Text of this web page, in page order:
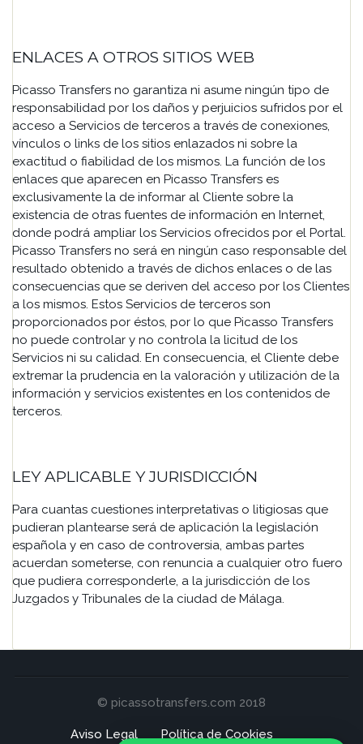
ENLACES A OTROS SITIOS WEB
Picasso Transfers no garantiza ni asume ningún tipo de
responsabilidad por los daños y perjuicios sufridos por el
acceso a Servicios de terceros a través de conexiones,
vínculos o links de los sitios enlazados ni sobre la
exactitud o fiabilidad de los mismos. La función de los
enlaces que aparecen en Picasso Transfers es
exclusivamente la de informar al Cliente sobre la
existencia de otras fuentes de información en Internet,
donde podrá ampliar los Servicios ofrecidos por el Portal.
Picasso Transfers no será en ningún caso responsable del
resultado obtenido a través de dichos enlaces o de las
consecuencias que se deriven del acceso por los Clientes
a los mismos. Estos Servicios de terceros son
proporcionados por éstos, por lo que Picasso Transfers
no puede controlar y no controla la licitud de los
Servicios ni su calidad. En consecuencia, el Cliente debe
extremar la prudencia en la valoración y utilización de la
información y servicios existentes en los contenidos de
terceros.
LEY APLICABLE Y JURISDICCIÓN
Para cuantas cuestiones interpretativas o litigiosas que
pudieran plantearse será de aplicación la legislación
española y en caso de controversia, ambas partes
acuerdan someterse, con renuncia a cualquier otro fuero
que pudiera corresponderle, a la jurisdicción de los
Juzgados y Tribunales de la ciudad de Málaga.
© picassotransfers.com 2018
Aviso Legal Política de Cookies